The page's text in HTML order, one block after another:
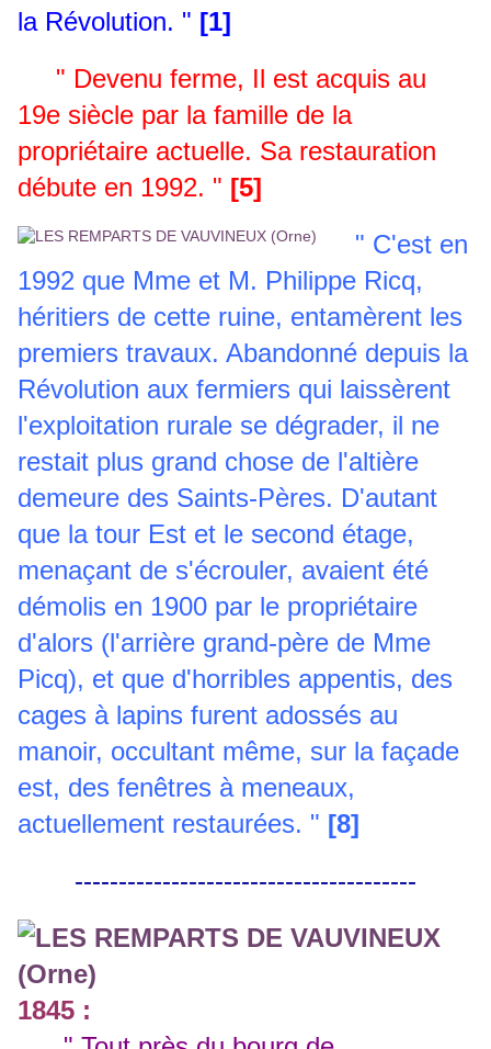
la Révolution. " [1]
" Devenu ferme, Il est acquis au
19e siècle par la famille de la
propriétaire actuelle. Sa restauration
débute en 1992. " [5]
" C'est en
1992 que Mme et M. Philippe Ricq,
héritiers de cette ruine, entamèrent les
premiers travaux. Abandonné depuis la
Révolution aux fermiers qui laissèrent
l'exploitation rurale se dégrader, il ne
restait plus grand chose de l'altière
demeure des Saints-Pères. D'autant
que la tour Est et le second étage,
menaçant de s'écrouler, avaient été
démolis en 1900 par le propriétaire
d'alors (l'arrière grand-père de Mme
Picq), et que d'horribles appentis, des
cages à lapins furent adossés au
manoir, occultant même, sur la façade
est, des fenêtres à meneaux,
actuellement restaurées. " [8]
---------------------------------------
1845 :